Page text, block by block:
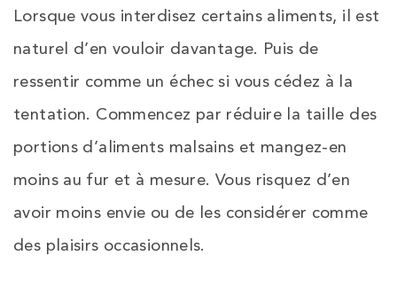
Lorsque vous interdisez certains aliments, il est
naturel d’en vouloir davantage. Puis de
ressentir comme un échec si vous cédez à la
tentation. Commencez par réduire la taille des
portions d’aliments malsains et mangez-en
moins au fur et à mesure. Vous risquez d’en
avoir moins envie ou de les considérer comme
des plaisirs occasionnels.